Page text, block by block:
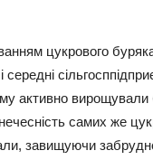
цукрового
середні
активно
самих же
завищуючи